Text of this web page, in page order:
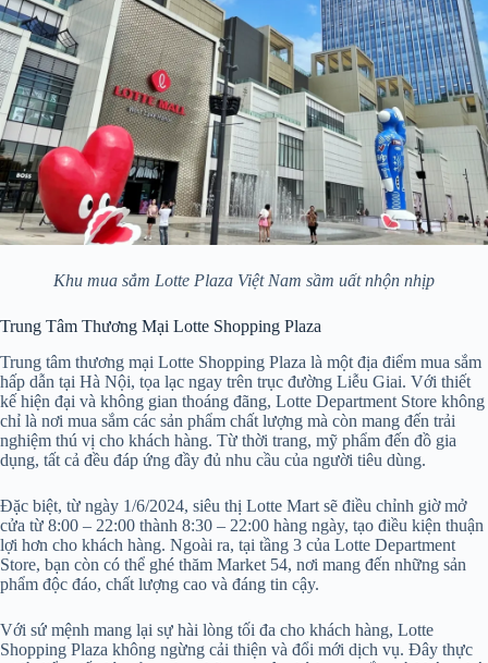
Khu mua sắm Lotte Plaza Việt Nam sầm uất nhộn nhịp
Trung Tâm Thương Mại Lotte Shopping Plaza
Trung tâm thương mại Lotte Shopping Plaza là một địa điểm mua sắm
hấp dẫn tại Hà Nội, tọa lạc ngay trên trục đường Liễu Giai. Với thiết
kế hiện đại và không gian thoáng đãng, Lotte Department Store không
chỉ là nơi mua sắm các sản phẩm chất lượng mà còn mang đến trải
nghiệm thú vị cho khách hàng. Từ thời trang, mỹ phẩm đến đồ gia
dụng, tất cả đều đáp ứng đầy đủ nhu cầu của người tiêu dùng.
Đặc biệt, từ ngày 1/6/2024, siêu thị Lotte Mart sẽ điều chỉnh giờ mở
cửa từ 8:00 – 22:00 thành 8:30 – 22:00 hàng ngày, tạo điều kiện thuận
lợi hơn cho khách hàng. Ngoài ra, tại tầng 3 của Lotte Department
Store, bạn còn có thể ghé thăm Market 54, nơi mang đến những sản
phẩm độc đáo, chất lượng cao và đáng tin cậy.
Với sứ mệnh mang lại sự hài lòng tối đa cho khách hàng, Lotte
Shopping Plaza không ngừng cải thiện và đổi mới dịch vụ. Đây thực